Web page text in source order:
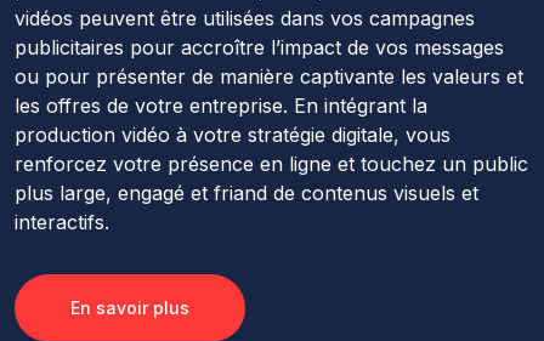
vidéos peuvent être utilisées dans vos campagnes
publicitaires pour accroître l’impact de vos messages
ou pour présenter de manière captivante les valeurs et
les offres de votre entreprise. En intégrant la
production vidéo à votre stratégie digitale, vous
renforcez votre présence en ligne et touchez un public
plus large, engagé et friand de contenus visuels et
interactifs.
En savoir plus